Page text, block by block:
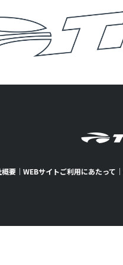
要｜ WEBサイトご利用にあたって ｜